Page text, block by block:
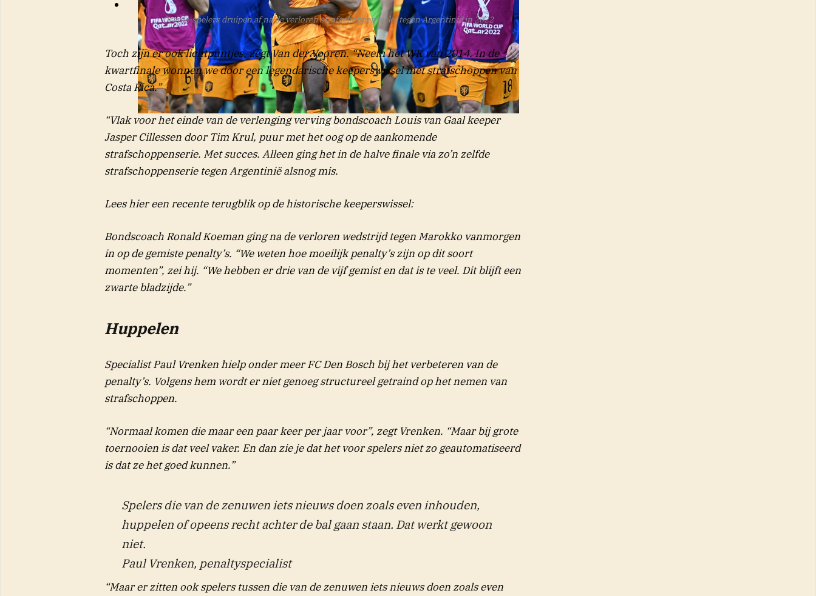
EPA
Oranje-spelers druipen af na de verloren strafschoppenreeks tegen Argentinië in 2022
Toch zijn er ook lichtpuntjes, zegt Van der Vooren. “Neem het WK van 2014. In de
kwartfinale wonnen we door een legendarische keeperswissel met strafschoppen van
Costa Rica.”
“Vlak voor het einde van de verlenging verving bondscoach Louis van Gaal keeper
Jasper Cillessen door Tim Krul, puur met het oog op de aankomende
strafschoppenserie. Met succes. Alleen ging het in de halve finale via zo’n zelfde
strafschoppenserie tegen Argentinië alsnog mis.
Lees hier een recente terugblik op de historische keeperswissel:
Bondscoach Ronald Koeman ging na de verloren wedstrijd tegen Marokko vanmorgen
in op de gemiste penalty’s. “We weten hoe moeilijk penalty’s zijn op dit soort
momenten”, zei hij. “We hebben er drie van de vijf gemist en dat is te veel. Dit blijft een
zwarte bladzijde.”
Huppelen
Specialist Paul Vrenken hielp onder meer FC Den Bosch bij het verbeteren van de
penalty’s. Volgens hem wordt er niet genoeg structureel getraind op het nemen van
strafschoppen.
“Normaal komen die maar een paar keer per jaar voor”, zegt Vrenken. “Maar bij grote
toernooien is dat veel vaker. En dan zie je dat het voor spelers niet zo geautomatiseerd
is dat ze het goed kunnen.”
Spelers die van de zenuwen iets nieuws doen zoals even inhouden,
huppelen of opeens recht achter de bal gaan staan. Dat werkt gewoon
niet.
Paul Vrenken, penaltyspecialist
“Maar er zitten ook spelers tussen die van de zenuwen iets nieuws doen zoals even